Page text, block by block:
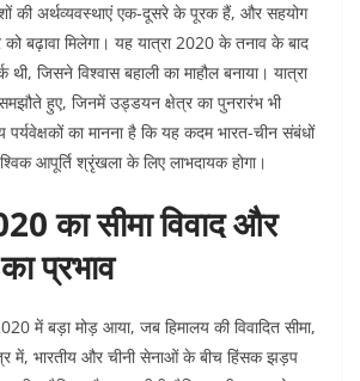
की अर्थव्यवस्थाएं एक-दूसरे के पूरक हैं, और सहयोग
को बढ़ावा मिलेगा। यह यात्रा 2020 के तनाव के बाद
जिसने विश्वास बहाली का माहौल बनाया। यात्रा
हुए, जिनमें उड्डयन क्षेत्र का पुनरारंभ भी
पर्यवेक्षकों का मानना है कि यह कदम भारत-चीन संबंधों
आपूर्ति श्रृंखला के लिए लाभदायक होगा।
का सीमा विवाद और
प्रभाव
में बड़ा मोड़ आया, जब हिमालय की विवादित सीमा,
में, भारतीय और चीनी सेनाओं के बीच हिंसक झड़प